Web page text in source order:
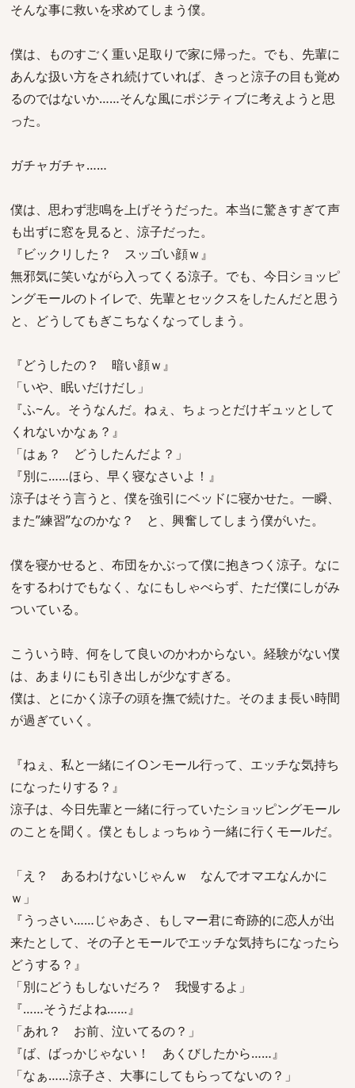
そんな事に救いを求めてしまう僕。
僕は、ものすごく重い足取りで家に帰った。でも、先輩に
あんな扱い方をされ続けていれば、きっと涼子の目も覚め
るのではないか……そんな風にポジティブに考えようと思
った。
ガチャガチャ……
僕は、思わず悲鳴を上げそうだった。本当に驚きすぎて声
も出ずに窓を見ると、涼子だった。
『ビックリした？ スッゴい顔ｗ』
無邪気に笑いながら入ってくる涼子。でも、今日ショッピ
ングモールのトイレで、先輩とセックスをしたんだと思う
と、どうしてもぎこちなくなってしまう。
『どうしたの？ 暗い顔ｗ』
「いや、眠いだけだし」
『ふ~ん。そうなんだ。ねぇ、ちょっとだけギュッとして
くれないかなぁ？』
「はぁ？ どうしたんだよ？」
『別に……ほら、早く寝なさいよ！』
涼子はそう言うと、僕を強引にベッドに寝かせた。一瞬、
また”練習”なのかな？ と、興奮してしまう僕がいた。
僕を寝かせると、布団をかぶって僕に抱きつく涼子。なに
をするわけでもなく、なにもしゃべらず、ただ僕にしがみ
ついている。
こういう時、何をして良いのかわからない。経験がない僕
は、あまりにも引き出しが少なすぎる。
僕は、とにかく涼子の頭を撫で続けた。そのまま長い時間
が過ぎていく。
『ねぇ、私と一緒にイ○ンモール行って、エッチな気持ち
になったりする？』
涼子は、今日先輩と一緒に行っていたショッピングモール
のことを聞く。僕ともしょっちゅう一緒に行くモールだ。
「え？ あるわけないじゃんｗ なんでオマエなんかに
ｗ」
『うっさい……じゃあさ、もしマー君に奇跡的に恋人が出
来たとして、その子とモールでエッチな気持ちになったら
どうする？』
「別にどうもしないだろ？ 我慢するよ」
『……そうだよね……』
「あれ？ お前、泣いてるの？」
『ば、ばっかじゃない！ あくびしたから……』
「なぁ……涼子さ、大事にしてもらってないの？」